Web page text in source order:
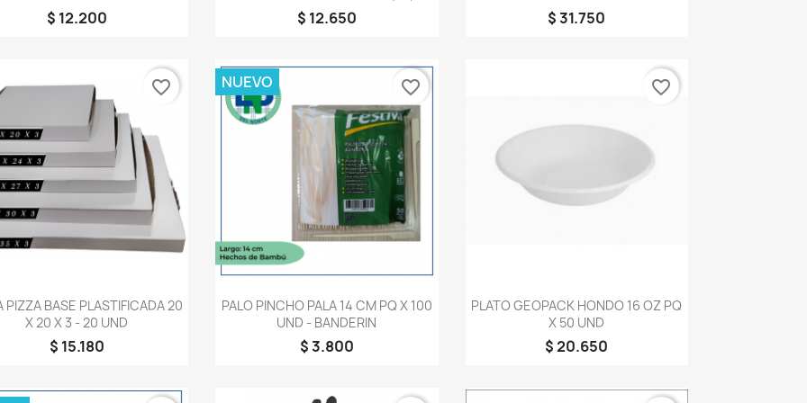
$ 12.200 $ 12.650 $ 31.750
Vista rápida
PIZZA BASE PLASTIFICADA 20
X 20 X 3 - 20 UND
$ 15.180
favorite_border
Vista rápida
PALO PINCHO PALA 14 CM PQ X 100
UND - BANDERIN
$ 3.800
NUEVO favorite_border
Vista rápida
PLATO GEOPACK HONDO 16 OZ PQ
X 50 UND
$ 20.650
favorite_border